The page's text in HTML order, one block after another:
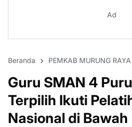
Ad
Beranda PEMKAB MURUNG RAYA
Guru SMAN 4
Terpilih Ikuti
Nasional di Bawah